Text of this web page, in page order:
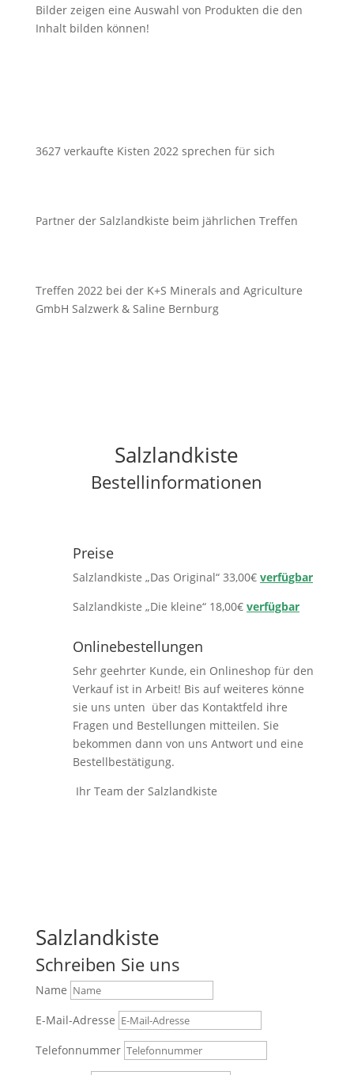
Bilder zeigen eine Auswahl von Produkten die den
Inhalt bilden können!
3627 verkaufte Kisten 2022 sprechen für sich
Partner der Salzlandkiste beim jährlichen Treffen
Treffen 2022 bei der K+S Minerals and Agriculture
GmbH Salzwerk & Saline Bernburg
Salzlandkiste
Bestellinformationen
Preise
Salzlandkiste „Das Original“ 33,00€ verfügbar
Salzlandkiste „Die kleine“ 18,00€ verfügbar
Onlinebestellungen
Sehr geehrter Kunde, ein Onlineshop für den
Verkauf ist in Arbeit! Bis auf weiteres könne
sie uns unten über das Kontaktfeld ihre
Fragen und Bestellungen mitteilen. Sie
bekommen dann von uns Antwort und eine
Bestellbestätigung.
Ihr Team der Salzlandkiste
Salzlandkiste
Schreiben Sie uns
Name
E-Mail-Adresse
Telefonnummer